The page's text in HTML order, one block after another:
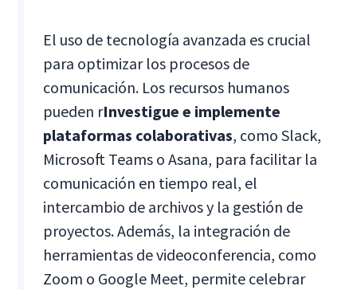
El uso de tecnología avanzada es crucial
para optimizar los procesos de
comunicación. Los recursos humanos
pueden rInvestigue e implemente
plataformas colaborativas, como Slack,
Microsoft Teams o Asana, para facilitar la
comunicación en tiempo real, el
intercambio de archivos y la gestión de
proyectos. Además, la integración de
herramientas de videoconferencia, como
Zoom o Google Meet, permite celebrar